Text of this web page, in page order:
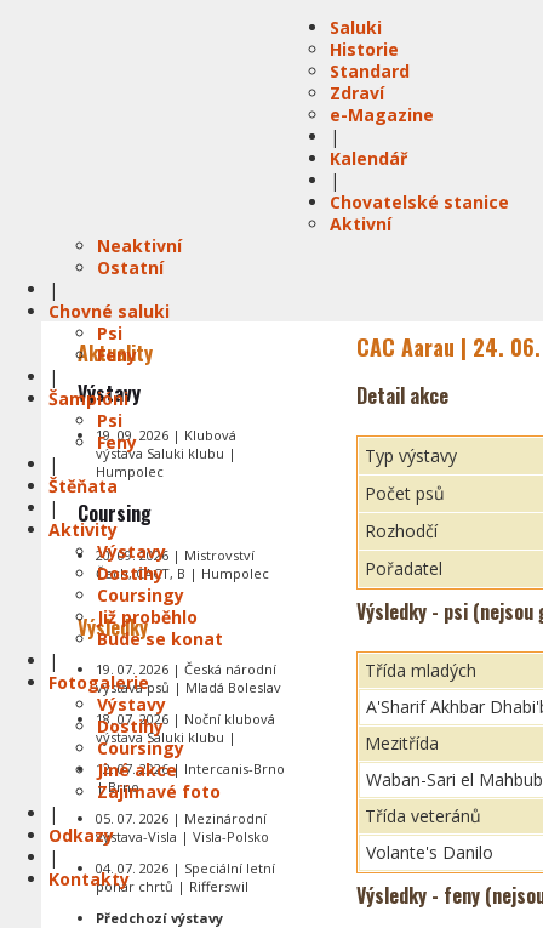
Saluki
Historie
Standard
Zdraví
e-Magazine
|
Kalendář
|
Chovatelské stanice
Aktivní
Neaktivní
Ostatní
|
Chovné saluki
Psi
Feny
|
Šampióni
Psi
Feny
|
Štěňata
|
Aktivity
Výstavy
Dostihy
Coursingy
Již proběhlo
Bude se konat
|
Fotogalerie
Výstavy
Dostihy
Coursingy
Jiné akce
Zajímavé foto
|
Odkazy
|
Kontakty
CAC Aarau | 24.
Detail akce
Typ výstavy
Počet psů
Rozhodčí
Pořadatel
Výsledky - psi
Třída mladých
A'Sharif Akhbar
Mezitřída
Waban-Sari el Mahbub
Třída veteránů
Volante's Danilo
Výsledky - feny
Aktuality
Výstavy
19. 09. 2026 | Klubová
výstava Saluki klubu |
Humpolec
Coursing
20. 09. 2026 | Mistrovství
Čech, CACT, B | Humpolec
Výsledky
19. 07. 2026 | Česká národní
výstava psů | Mladá Boleslav
18. 07. 2026 | Noční klubová
výstava Saluki klubu |
12. 07. 2026 | Intercanis-Brno
| Brno
05. 07. 2026 | Mezinárodní
výstava-Visla | Visla-Polsko
04. 07. 2026 | Speciální letní
pohár chrtů | Rifferswil
Předchozí výstavy